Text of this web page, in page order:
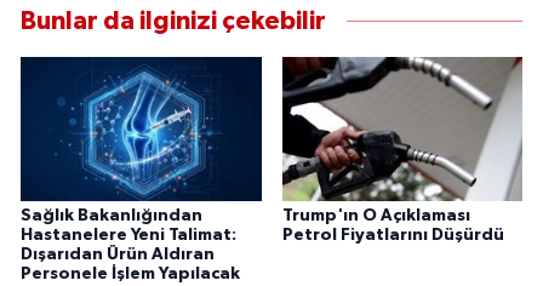
Bunlar da ilginizi çekebilir
Sağlık Bakanlığından
Hastanelere Yeni Talimat:
Dışarıdan Ürün Aldıran
Personele İşlem Yapılacak
Trump'ın O Açıklaması
Petrol Fiyatlarını Düşürdü